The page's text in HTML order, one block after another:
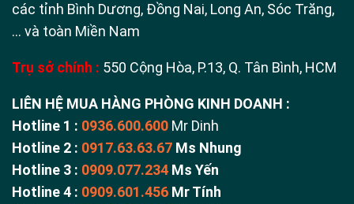
các tỉnh Bình Dương, Đồng Nai, Long An, Sóc Trăng,
… và toàn Miền Nam
Trụ sở chính : 550 Cộng Hòa, P.13, Q. Tân Bình, HCM
LIÊN HỆ MUA HÀNG PHÒNG KINH DOANH :
Hotline 1 : 0936.600.600 Mr Dinh
Hotline 2 : 0917.63.63.67 Ms Nhung
Hotline 3 : 0909.077.234 Ms Yến
Hotline 4 : 0909.601.456 Mr Tính